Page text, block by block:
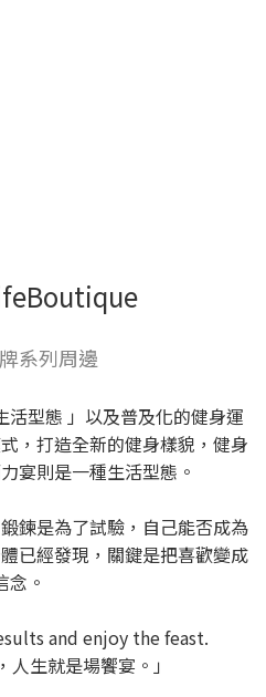
系列周邊
活型態 」以及普及化的健身運
，打造全新的健身樣貌，健身
宴則是一種生活型態。
鍊是為了試驗，自己能否成為
已經發現，關鍵是把喜歡變成
念。
and enjoy the feast.
人生就是場饗宴。」